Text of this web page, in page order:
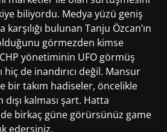
biliyordu. Medya yüzü geniş
bulunan Tanju Özcan’ın
görmezden kimse
yönetiminin UFO görmüş
hiç de inandırıcı değil. Mansur
bir takım hadiseler, öncelikle
dışı kalması şart. Hatta
birkaç güne görürsünüz game
edersiniz.